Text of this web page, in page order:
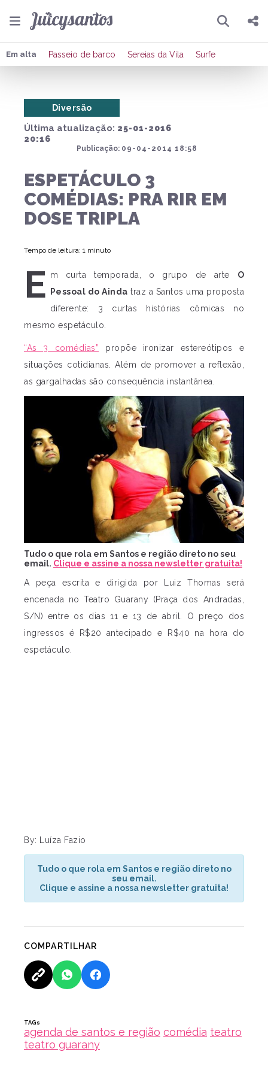
Pesquisar
Compartilhar
Em alta Passeio de barco Sereias da Vila Surfe
Última atualização: 25-01-2016
20:16
Publicação: 09-04-2014 18:58
Diversão
ESPETÁCULO 3
COMÉDIAS: PRA RIR EM
DOSE TRIPLA
Tempo de leitura: 1 minuto
E m curta temporada, o grupo de arte O
Pessoal do Ainda traz a Santos uma proposta
diferente: 3 curtas histórias cômicas no
mesmo espetáculo.
“As 3 comédias” propõe ironizar estereótipos e
situações cotidianas. Além de promover a reflexão,
as gargalhadas são consequência instantânea.
Tudo o que rola em Santos e região direto no seu
email. Clique e assine a nossa newsletter gratuita!
A peça escrita e dirigida por Luiz Thomas será
encenada no Teatro Guarany (Praça dos Andradas,
S/N) entre os dias 11 e 13 de abril. O preço dos
ingressos é R$20 antecipado e R$40 na hora do
espetáculo.
By: Luíza Fazio
Tudo o que rola em Santos e região direto no
seu email.
Clique e assine a nossa newsletter gratuita!
COMPARTILHAR
TAGs
agenda de santos e região comédia teatro
teatro guarany